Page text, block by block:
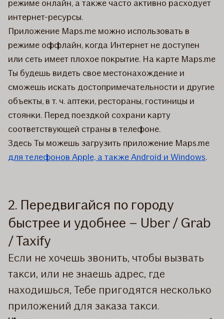
режиме онлайн, а также часто активно расходует
интернет-ресурсы.
Приложение Maps.me можно использовать в
режиме оффлайн, когда Интернет не доступен
или сеть имеет плохое покрытие. На карте Maps.me
Ты будешь видеть свое местонахождение и
сможешь искать достопримечательности и другие
объекты, в т. ч. аптеки, рестораны, гостиницы и
стоянки. Перед поездкой сохрани карту
соответствующей страны в телефоне.
Здесь Ты можешь загрузить приложение Maps.me
для телефонов Apple, а также Android и Windows.
2. Передвигайся по городу
быстрее и удобнее – Uber / Grab
/ Taxify
Если не хочешь звонить, чтобы вызвать
такси, или не знаешь адрес, где
находишься, Тебе пригодятся несколько
приложений для заказа такси.